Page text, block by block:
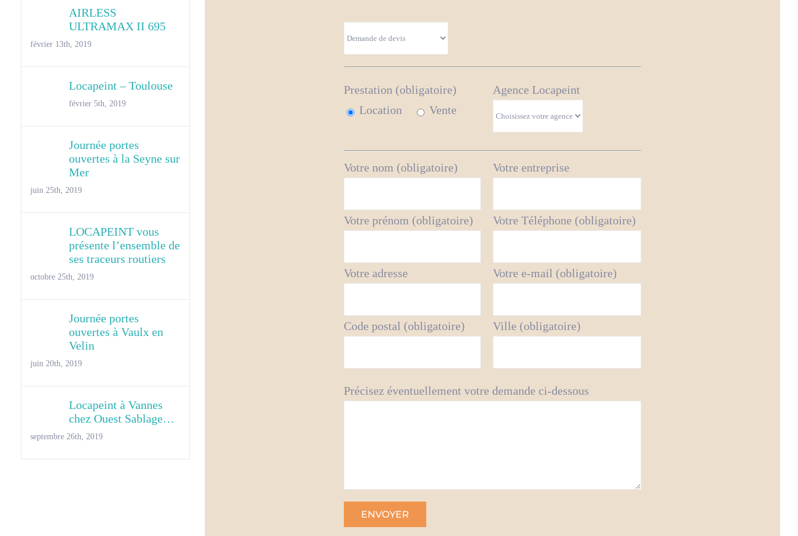
Prestation (obligatoire)
Location
Vente
Agence Locapeint
Votre nom (obligatoire)
Votre prénom (obligatoire)
Votre adresse
Code postal (obligatoire)
Votre entreprise
Votre Téléphone (obligatoire)
Votre e-mail (obligatoire)
Ville (obligatoire)
Précisez éventuellement votre demande ci-dessous
AIRLESS
ULTRAMAX II 695
février 13th, 2019
Locapeint – Toulouse
février 5th, 2019
Journée portes
ouvertes à la Seyne sur
Mer
juin 25th, 2019
LOCAPEINT vous
présente l’ensemble de
ses traceurs routiers
octobre 25th, 2019
Journée portes
ouvertes à Vaulx en
Velin
juin 20th, 2019
Locapeint à Vannes
chez Ouest Sablage…
septembre 26th, 2019